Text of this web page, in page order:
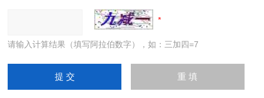
请输入计算结果（填写阿拉伯数字），如：三加四=7